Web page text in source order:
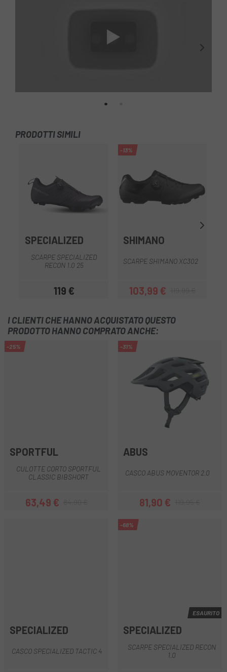
PRODOTTI SIMILI
SPECIALIZED
SCARPE SPECIALIZED
RECON 1.0 25
Prezzo
119 €
-13%
SHIMANO
SCARPE SHIMANO XC302
Prezzo
103,99 €Prezzo base
I CLIENTI CHE HANNO ACQUISTATO QUESTO
PRODOTTO HANNO COMPRATO ANCHE:
-25%
SPORTFUL
CULOTTE CORTO SPORTFUL
CLASSIC BIBSHORT
Prezzo
63,49 €Prezzo base
-31%
ABUS
CASCO ABUS MOVENTOR 2.0
Prezzo
81,90 €Prezzo base
SPECIALIZED
CASCO SPECIALIZED TACTIC 4
-68%
ESAURITO
SPECIALIZED
SCARPE SPECIALIZED RECON
1.0